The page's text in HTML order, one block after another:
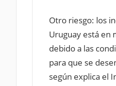
Otro riesgo: los
Uruguay está en
debido a las
para que se
según explica el